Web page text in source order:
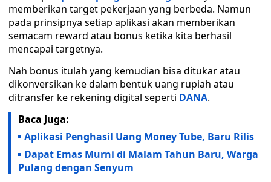
memberikan target pekerjaan yang berbeda. Namun
pada prinsipnya setiap aplikasi akan memberikan
semacam reward atau bonus ketika kita berhasil
mencapai targetnya.
Nah bonus itulah yang kemudian bisa ditukar atau
dikonversikan ke dalam bentuk uang rupiah atau
ditransfer ke rekening digital seperti DANA.
Baca Juga:
Aplikasi Penghasil Uang Money Tube, Baru Rilis
Dapat Emas Murni di Malam Tahun Baru, Warga
Pulang dengan Senyum